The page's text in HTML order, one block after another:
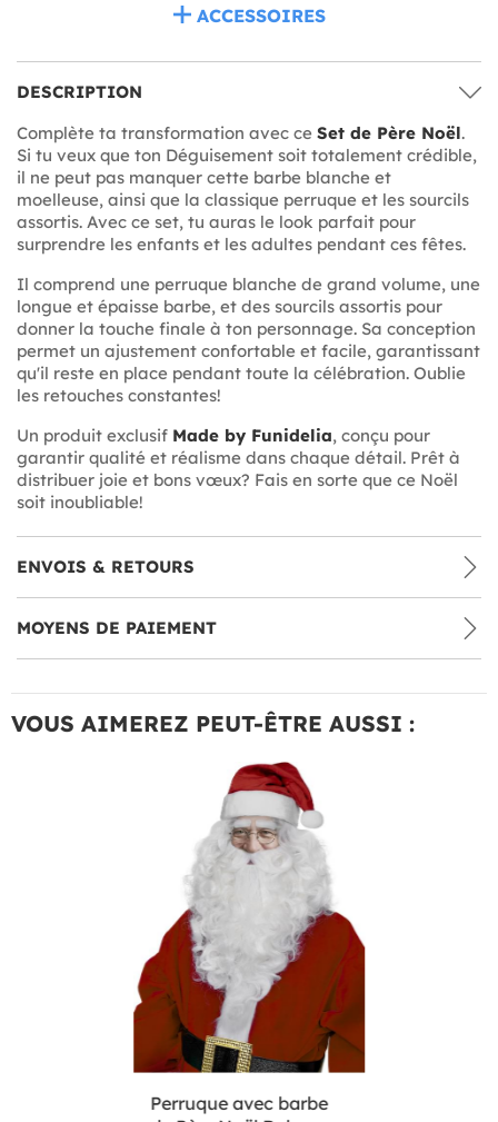
ACCESSOIRES
DESCRIPTION
Complète ta transformation avec ce Set de Père Noël.
Si tu veux que ton Déguisement soit totalement crédible,
il ne peut pas manquer cette barbe blanche et
moelleuse, ainsi que la classique perruque et les sourcils
assortis. Avec ce set, tu auras le look parfait pour
surprendre les enfants et les adultes pendant ces fêtes.
Il comprend une perruque blanche de grand volume, une
longue et épaisse barbe, et des sourcils assortis pour
donner la touche finale à ton personnage. Sa conception
permet un ajustement confortable et facile, garantissant
qu'il reste en place pendant toute la célébration. Oublie
les retouches constantes!
Un produit exclusif Made by Funidelia, conçu pour
garantir qualité et réalisme dans chaque détail. Prêt à
distribuer joie et bons vœux? Fais en sorte que ce Noël
soit inoubliable!
ENVOIS & RETOURS
MOYENS DE PAIEMENT
VOUS AIMEREZ PEUT-ÊTRE AUSSI :
Perruque avec barbe